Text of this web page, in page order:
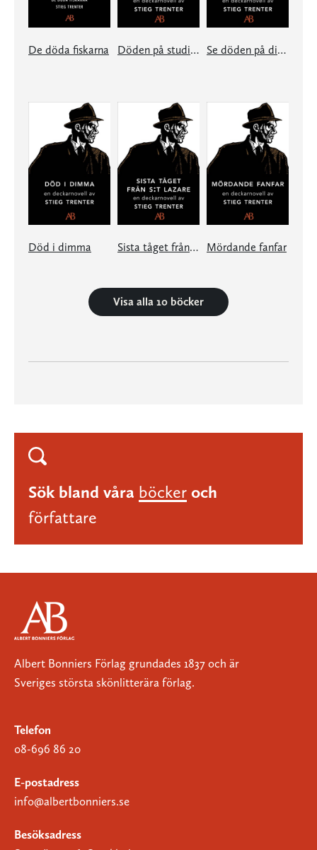
De döda fiskarna Döden på studieresa Se döden på dig väntar
Död i dimma Sista tåget från S:t Lazare Mördande fanfar
Visa alla 10 böcker
Sök bland våra böcker och
författare
Albert Bonniers Förlag grundades 1837 och är
Sveriges största skönlitterära förlag.
Telefon
08-696 86 20
E-postadress
info@albertbonniers.se
Besöksadress